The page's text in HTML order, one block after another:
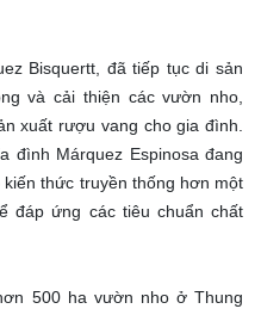
Bisquertt, đã tiếp tục di sản
và cải thiện các vườn nho,
xuất rượu vang cho gia đình.
đình Márquez Espinosa đang
thức truyền thống hơn một
đáp ứng các tiêu chuẩn chất
500 ha vườn nho ở Thung